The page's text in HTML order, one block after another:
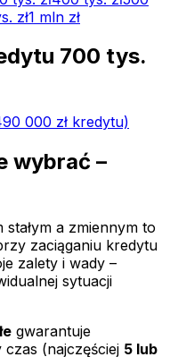
zł1 mln zł
700 tys.
000 zł kredytu)
wybrać –
a zmiennym to
zaciąganiu kredytu
zalety i wady –
sytuacji
gwarantuje
(najczęściej 5 lub